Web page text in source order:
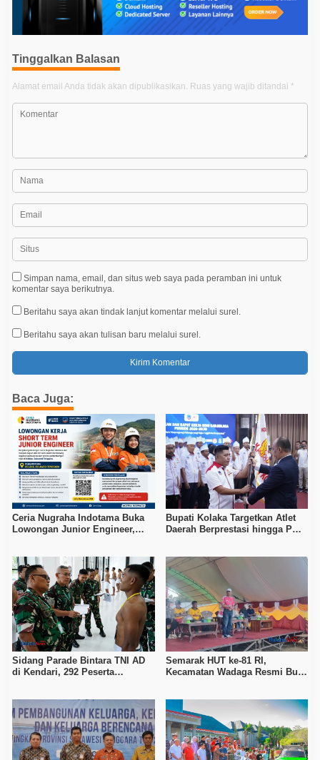
i
p
o
s
Tinggalkan Balasan
Alamat email Anda tidak akan dipublikasikan. Ruas yang wajib ditandai *
Simpan nama, email, dan situs web saya pada peramban ini untuk
komentar saya berikutnya.
Beritahu saya akan tindak lanjut komentar melalui surel.
Beritahu saya akan tulisan baru melalui surel.
Baca Juga:
Ceria Nugraha Indotama Buka
Lowongan Junior Engineer,
Bupati Kolaka Targetkan Atlet
Daerah Berprestasi hingga PON
Sidang Parade Bintara TNI AD
di Kendari, 292 Peserta
Semarak HUT ke-81 RI,
Kecamatan Wadaga Resmi Buka